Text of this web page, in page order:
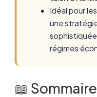
Idéal pour
une
régimes
📖 Sommaire